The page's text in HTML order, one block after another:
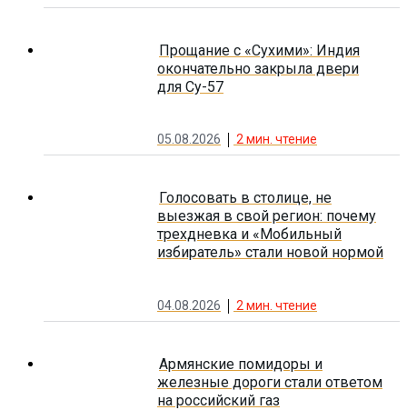
Прощание с «Сухими»: Индия
окончательно закрыла двери
для Су-57
05.08.2026 2 мин. чтение
Голосовать в столице, не
выезжая в свой регион: почему
трехдневка и «Мобильный
избиратель» стали новой нормой
04.08.2026 2 мин. чтение
Армянские помидоры и
железные дороги стали ответом
на российский газ